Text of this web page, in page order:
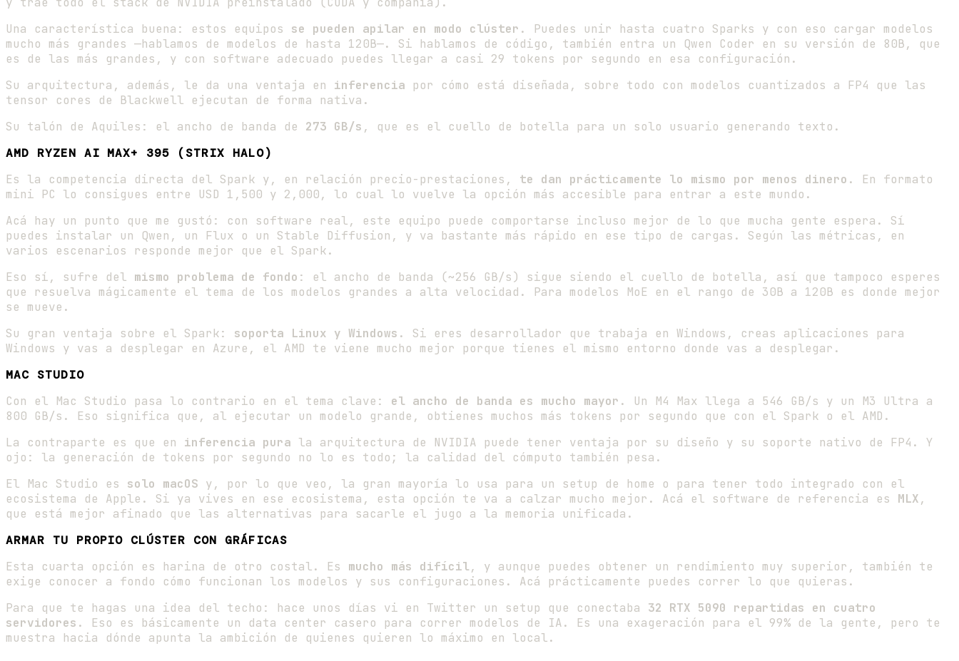
Una característica buena: estos equipos se pueden apilar en modo clúster . Puedes unir hasta cuatro Sparks y con eso cargar modelos
mucho más grandes —hablamos de modelos de hasta 120B—. Si hablamos de código, también entra un Qwen Coder en su versión de 80B, que
es de las más grandes, y con software adecuado puedes llegar a casi 29 tokens por segundo en esa configuración.
Su arquitectura, además, le da una ventaja en inferencia por cómo está diseñada, sobre todo con modelos cuantizados a FP4 que las
tensor cores de Blackwell ejecutan de forma nativa.
Su talón de Aquiles: el ancho de banda de 273 GB/s , que es el cuello de botella para un solo usuario generando texto.
AMD RYZEN AI MAX+ 395 (STRIX HALO)
Es la competencia directa del Spark y, en relación precio-prestaciones, te dan prácticamente lo mismo por menos dinero . En formato
mini PC lo consigues entre USD 1,500 y 2,000, lo cual lo vuelve la opción más accesible para entrar a este mundo.
Acá hay un punto que me gustó: con software real, este equipo puede comportarse incluso mejor de lo que mucha gente espera. Sí
puedes instalar un Qwen, un Flux o un Stable Diffusion, y va bastante más rápido en ese tipo de cargas. Según las métricas, en
varios escenarios responde mejor que el Spark.
Eso sí, sufre del mismo problema de fondo : el ancho de banda (~256 GB/s) sigue siendo el cuello de botella, así que tampoco esperes
que resuelva mágicamente el tema de los modelos grandes a alta velocidad. Para modelos MoE en el rango de 30B a 120B es donde mejor
se mueve.
Su gran ventaja sobre el Spark: soporta Linux y Windows . Si eres desarrollador que trabaja en Windows, creas aplicaciones para
Windows y vas a desplegar en Azure, el AMD te viene mucho mejor porque tienes el mismo entorno donde vas a desplegar.
MAC STUDIO
Con el Mac Studio pasa lo contrario en el tema clave: el ancho de banda es mucho mayor . Un M4 Max llega a 546 GB/s y un M3 Ultra a
800 GB/s. Eso significa que, al ejecutar un modelo grande, obtienes muchos más tokens por segundo que con el Spark o el AMD.
La contraparte es que en inferencia pura la arquitectura de NVIDIA puede tener ventaja por su diseño y su soporte nativo de FP4. Y
ojo: la generación de tokens por segundo no lo es todo; la calidad del cómputo también pesa.
El Mac Studio es solo macOS y, por lo que veo, la gran mayoría lo usa para un setup de home o para tener todo integrado con el
ecosistema de Apple. Si ya vives en ese ecosistema, esta opción te va a calzar mucho mejor. Acá el software de referencia es MLX,
que está mejor afinado que las alternativas para sacarle el jugo a la memoria unificada.
ARMAR TU PROPIO CLÚSTER CON GRÁFICAS
Esta cuarta opción es harina de otro costal. Es mucho más difícil, y aunque puedes obtener un rendimiento muy superior, también te
exige conocer a fondo cómo funcionan los modelos y sus configuraciones. Acá prácticamente puedes correr lo que quieras.
Para que te hagas una idea del techo: hace unos días vi en Twitter un setup que conectaba 32 RTX 5090 repartidas en cuatro
servidores . Eso es básicamente un data center casero para correr modelos de IA. Es una exageración para el 99% de la gente, pero te
muestra hacia dónde apunta la ambición de quienes quieren lo máximo en local.